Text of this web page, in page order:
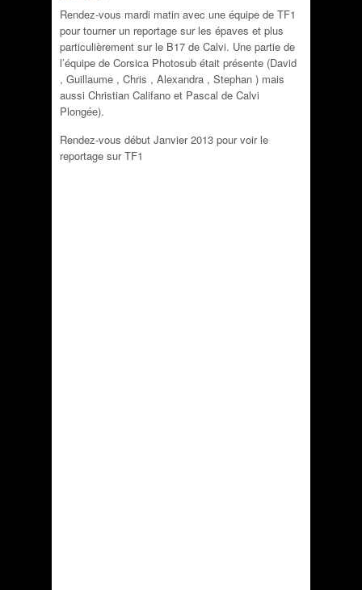
Rendez-vous mardi matin avec une équipe de TF1
pour tourner un reportage sur les épaves et plus
particulièrement sur le B17 de Calvi. Une partie de
l’équipe de Corsica Photosub était présente (David
, Guillaume , Chris , Alexandra , Stephan ) mais
aussi Christian Califano et Pascal de Calvi
Plongée).
Rendez-vous début Janvier 2013 pour voir le
reportage sur TF1